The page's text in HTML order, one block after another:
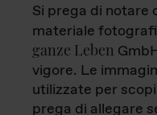
Si prega di notare
materiale
ganze Leben
vigore. Le
utilizzate per
prega di allegare